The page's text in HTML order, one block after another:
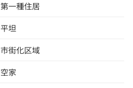
第一種住居
平坦
市街化区域
空家